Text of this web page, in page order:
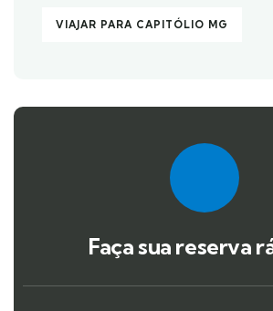
VIAJAR PARA CAPITÓLIO MG
Faça sua reserva